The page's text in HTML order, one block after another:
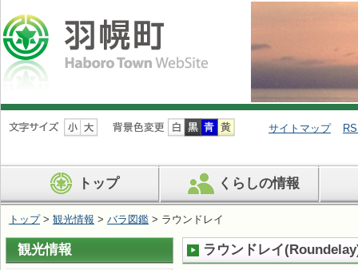
ナ
ビ
ン
を
ば
す
サイトマップ
トップ くらしの情報
トップ> 観光情報 > バラ図鑑 > ラウンドレイ
ラウンドレイ(Roundelay
観光情報